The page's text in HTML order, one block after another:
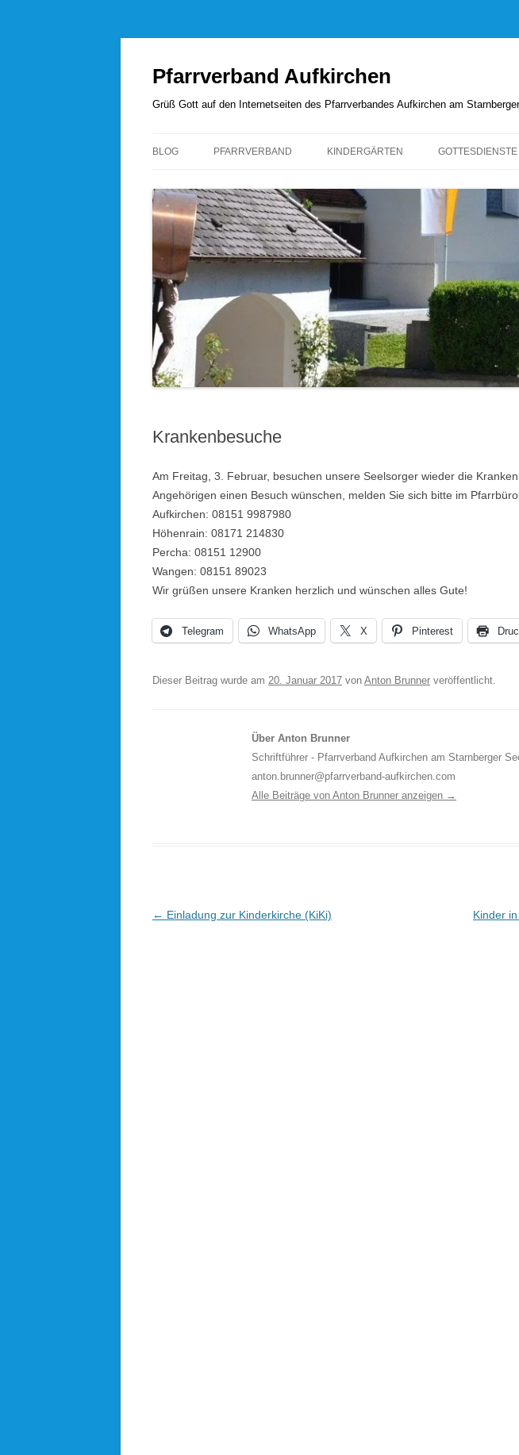
Pfarrverband Aufkirchen
Grüß Gott auf den Internetseiten des Pfarrverbandes Aufkirchen am
BLOG PFARRVERBAND
PFARRVERBANDSRAT
PFARREI AUFKIRCHEN
PFARREI HÖHENRAIN
PFARREI PERCHA
PFARREI WANGEN
KOLPINGSFAMILIE HÖHENRAIN
KIRCHEN UND KAPELLEN IM
BLICK ÜBERN KIRCHTURM
KINDERGÄRTEN GOTTESDIENSTE
PFARRBRIEFE
Krankenbesuche
Am Freitag, 3. Februar, besuchen unsere Seelsorger wieder die
Angehörigen einen Besuch wünschen, melden Sie sich bitte im
Aufkirchen: 08151 9987980
Höhenrain: 08171 214830
Percha: 08151 12900
Wangen: 08151 89023
Wir grüßen unsere Kranken herzlich und wünschen alles Gute!
Telegram WhatsApp X Pinterest
Dieser Beitrag wurde am 20. Januar 2017 von Anton Brunner veröffentlicht.
Über Anton Brunner
Schriftführer - Pfarrverband Aufkirchen am Starnberger
anton.brunner@pfarrverband-aufkirchen.com
Alle Beiträge von Anton Brunner anzeigen →
Beitragsnavigation
← Einladung zur Kinderkirche (KiKi) Kinder